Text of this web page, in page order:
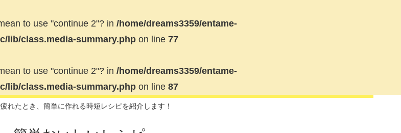
to use "continue 2"? in /home/dreams3359/entame-
lib/class.media-summary.php on line 77
to use "continue 2"? in /home/dreams3359/entame-
lib/class.media-summary.php on line 87
れたとき、簡単に作れる時短レシピを紹介します！